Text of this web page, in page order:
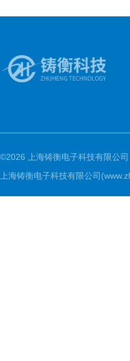
©2026 上海铸衡电子科技有限公
上海铸衡电子科技有限公司